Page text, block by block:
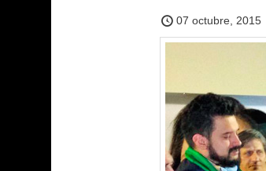
07 octubre, 2015